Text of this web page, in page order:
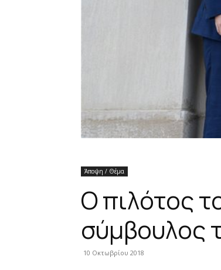
Άποψη / Θέμα
Ο πιλότος
σύμβουλος
10 Οκτωβρίου 2018